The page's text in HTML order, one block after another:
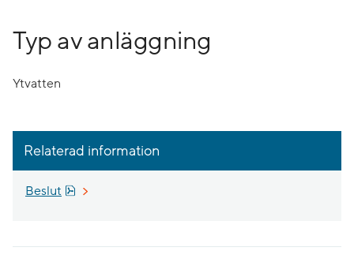
Typ av anläggning
Ytvatten
Relaterad information
Beslut Pdf, 674.2 kB, öppnas i nytt fönster.